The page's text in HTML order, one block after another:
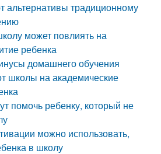
альтернативы традиционному
может повлиять на
ребенка
домашнего обучения
школы на академические
помочь ребенку, который не
можно использовать,
в школу